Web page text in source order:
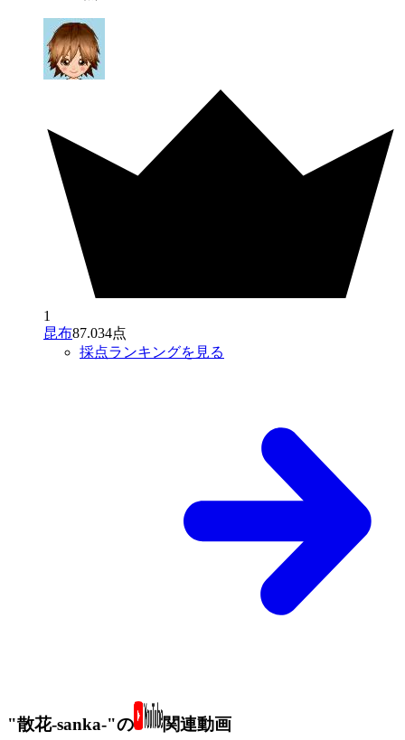
1
昆布87.034点
採点ランキングを見る
"散花-sanka-"の 関連動画